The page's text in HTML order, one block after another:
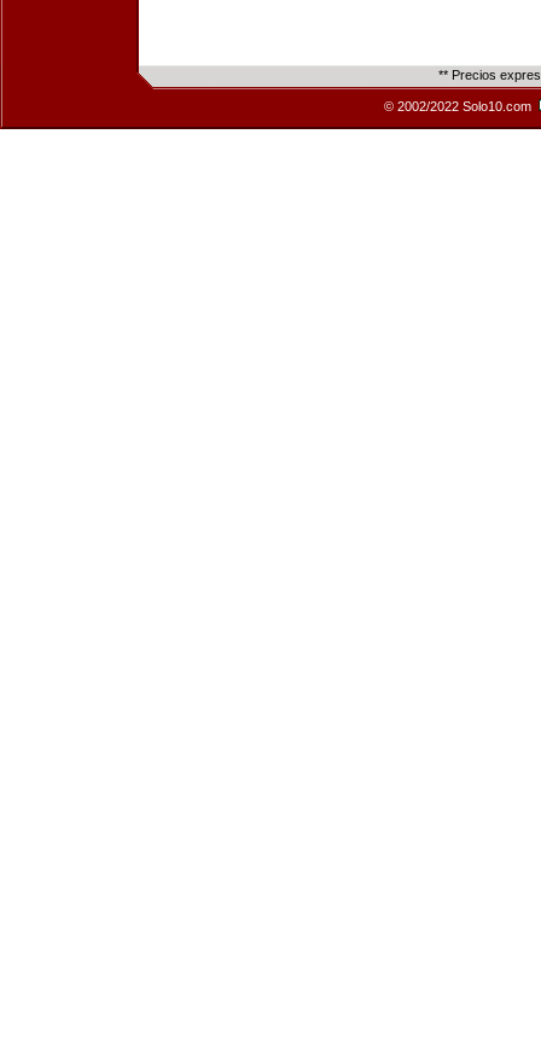
** Precios
© 2002/2022 Solo10.com